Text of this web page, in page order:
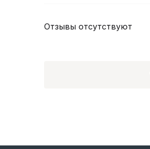
Отзывы отсутствуют